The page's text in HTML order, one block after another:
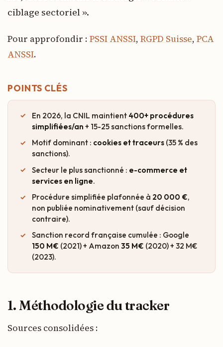
ciblage sectoriel ».
Pour approfondir : PSSI ANSSI, RGPD Suisse, PCA
ANSSI.
POINTS CLÉS
En 2026, la CNIL maintient 400+ procédures
simplifiées/an + 15-25 sanctions formelles.
Motif dominant : cookies et traceurs (35 % des
sanctions).
Secteur le plus sanctionné : e-commerce et
services en ligne.
Procédure simplifiée plafonnée à 20 000 €,
non publiée nominativement (sauf décision
contraire).
Sanction record française cumulée : Google
150 M€ (2021) + Amazon 35 M€ (2020) + 32 M€
(2023).
1. Méthodologie du tracker
Sources consolidées :